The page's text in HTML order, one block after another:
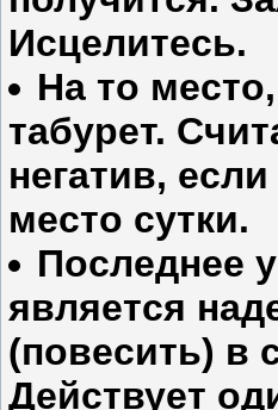
Исцелитесь.
На то
табурет.
негатив,
место сутки.
Последнее
является
(повесить) в
Действует